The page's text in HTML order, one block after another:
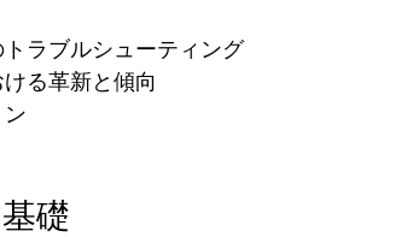
ラブルシューティング
る革新と傾向
礎